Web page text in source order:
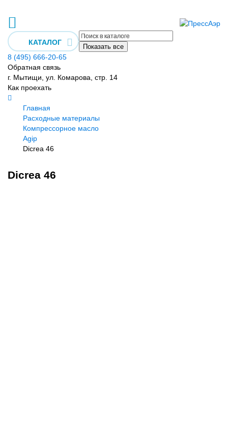
КАТАЛОГ
Показать все
8 (495) 666-20-65
Обратная связь
г. Мытищи, ул. Комарова, стр. 14
Как проехать
Главная
Расходные материалы
Компрессорное масло
Agip
Dicrea 46
Dicrea 46